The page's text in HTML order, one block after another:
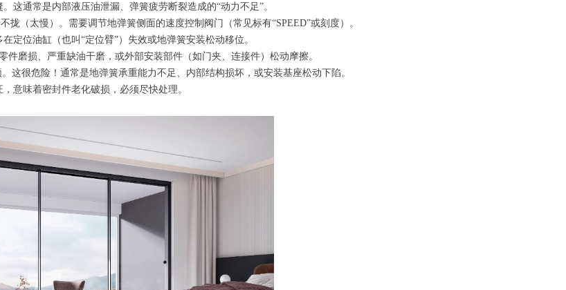
这通常是内部液压油泄漏、弹簧疲劳断裂造成的“动力不足”。
拢（太慢）。需要调节地弹簧侧面的速度控制阀门（常见标有“SPEED”或刻度）。
定位油缸（也叫“定位臂”）失效或地弹簧安装松动移位。
磨损、严重缺油干磨，或外部安装部件（如门夹、连接件）松动摩擦。
这很危险！通常是地弹簧承重能力不足、内部结构损坏，或安装基座松动下陷。
意味着密封件老化破损，必须尽快处理。